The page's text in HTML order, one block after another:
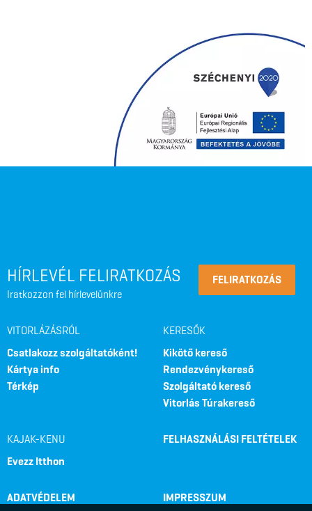
HÍRLEVÉL FELIRATKOZÁS
Iratkozzon fel hírlevelünkre
FELIRATKOZÁS
VITORLÁZÁSRÓL
Csatlakozz szolgáltatóként!
Kártya info
Térkép
KERESŐK
Kikötő kereső
Rendezvénykereső
Szolgáltató kereső
Vitorlás Túrakereső
KAJAK-KENU
Evezz Itthon
FELHASZNÁLÁSI FELTÉTELEK
ADATVÉDELEM IMPRESSZUM